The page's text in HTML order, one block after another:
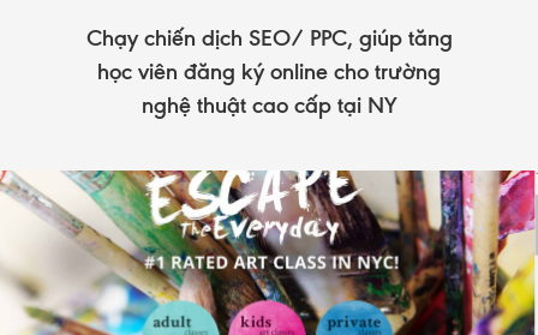
Chạy chiến dịch SEO/ PPC, giúp tăng
học viên đăng ký online cho trường
nghệ thuật cao cấp tại NY